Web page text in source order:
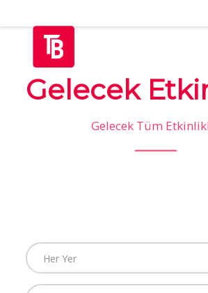
Gelecek
Gelecek Tüm
Her Yer